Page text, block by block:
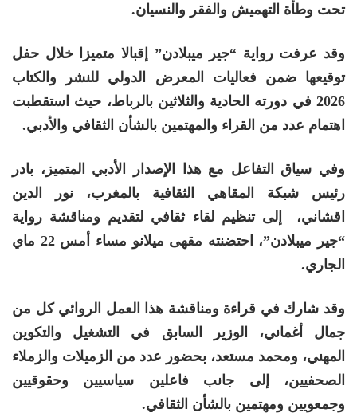
تحت وطأة التهميش والفقر والنسيان.
وقد عرفت رواية “جير ميبلادن” إقبالا متميزا خلال حفل
توقيعها ضمن فعاليات
المعرض الدولي للنشر والكتاب
2026 في دورته الحادية والثلاثين بالرباط، حيث استقطبت
اهتمام عدد من القراء والمهتمين بالشأن الثقافي والأدبي.
وفي سياق التفاعل مع هذا الإصدار الأدبي المتميز، بادر
رئيس شبكة المقاهي الثقافية بالمغرب، نور الدين
اقشاني،
إلى تنظيم لقاء ثقافي لتقديم ومناقشة رواية
“جير ميبلادن”، احتضنته مقهى ميلانو مساء أمس 22 ماي
الجاري.
وقد شارك في قراءة ومناقشة هذا العمل الروائي كل من
جمال أغماني، الوزير السابق في التشغيل والتكوين
المهني، ومحمد مستعد، بحضور عدد من الزميلات والزملاء
الصحفيين، إلى جانب فاعلين سياسيين وحقوقيين
وجمعويين ومهتمين بالشأن الثقافي.